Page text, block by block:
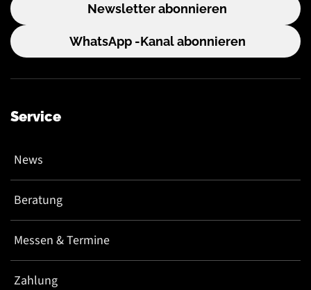
Newsletter abonnieren
WhatsApp -Kanal abonnieren
Service
News
Beratung
Messen & Termine
Zahlung